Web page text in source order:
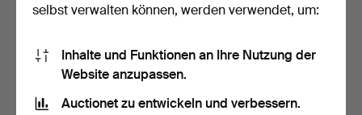
KELIM, klassisches Design.
Beendet 8. Aug 2026
12 Gebote
TEPPICH, Galeriemodell,
Kelim, ca. 232 x 7…
2 Gebote
selbst verwalten können, werden verwendet, um:
Inhalte und Funktionen an Ihre Nutzung der
Website anzupassen.
Auctionet zu entwickeln und verbessern.